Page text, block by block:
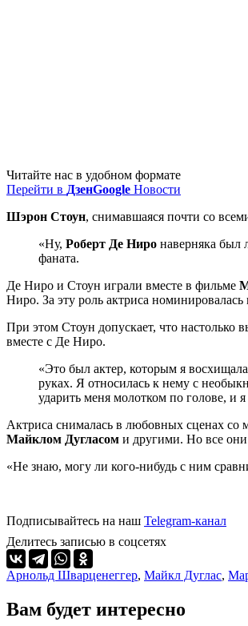
Читайте нас в удобном формате
Перейти в ДзенGoogle Новости
Шэрон Стоун, снимавшаяся почти со
«Ну, Роберт Де Ниро наверняка был
фаната.
Де Ниро и Стоун играли вместе в фильме
Ниро. За эту роль актриса номинировалась
При этом Стоун допускает, что настолько
вместе с Де Ниро.
«Это был актер, которым я
руках. Я относилась к нему с
ударить меня молотком по голове, и
Актриса снималась в любовных сценах со
Майклом Дугласом и другими. Но все
«Не знаю, могу ли кого-нибудь с ним
Подписывайтесь на наш Telegram-канал
Делитесь записью в соцсетях
Арнольд Шварценеггер, Майкл Дуглас,
Вам будет интересно